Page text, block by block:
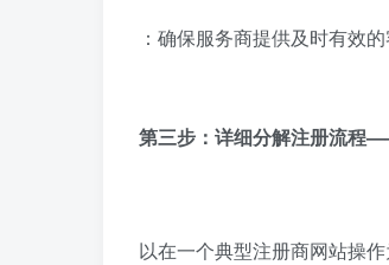
：确保服务商提供及时有效
第三步：详细分解注册流程
以在一个典型注册商网站操作